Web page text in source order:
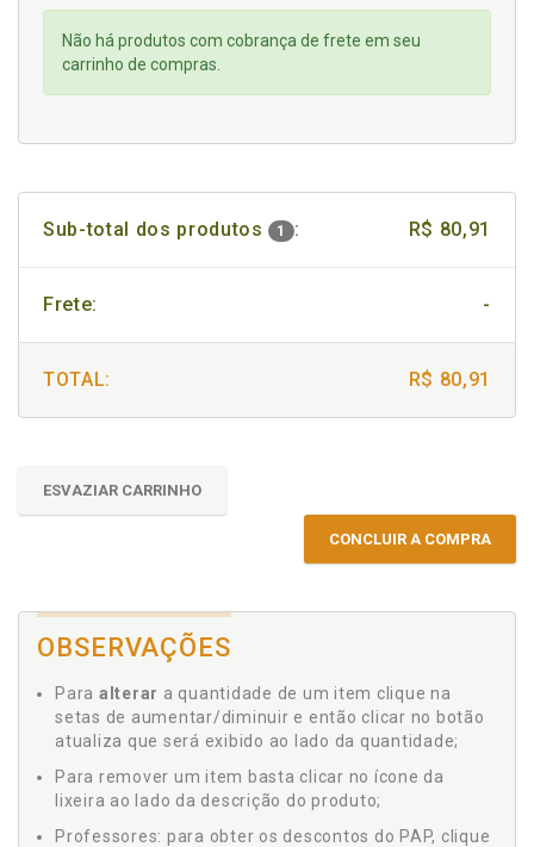
Não há produtos com cobrança de frete em seu
carrinho de compras.
Sub-total dos produtos 1 : R$ 80,91
Frete: -
TOTAL: R$ 80,91
ESVAZIAR CARRINHO
CONCLUIR A COMPRA
OBSERVAÇÕES
Para alterar a quantidade de um item clique na
setas de aumentar/diminuir e então clicar no botão
atualiza que será exibido ao lado da quantidade;
Para remover um item basta clicar no ícone da
lixeira ao lado da descrição do produto;
Professores: para obter os descontos do PAP, clique